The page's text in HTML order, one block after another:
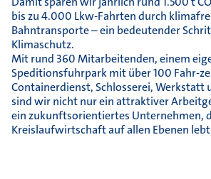
bis zu 4.000 Lkw-Fahrten durch
Bahntransporte – ein bedeutender
Klimaschutz.
Mit rund 360 Mitarbeitenden, einem
Speditionsfuhrpark mit über 100 Fahr-
Containerdienst, Schlosserei, Werkstatt
sind wir nicht nur ein attraktiver
ein zukunftsorientiertes Unternehmen,
Kreislaufwirtschaft auf allen Ebenen